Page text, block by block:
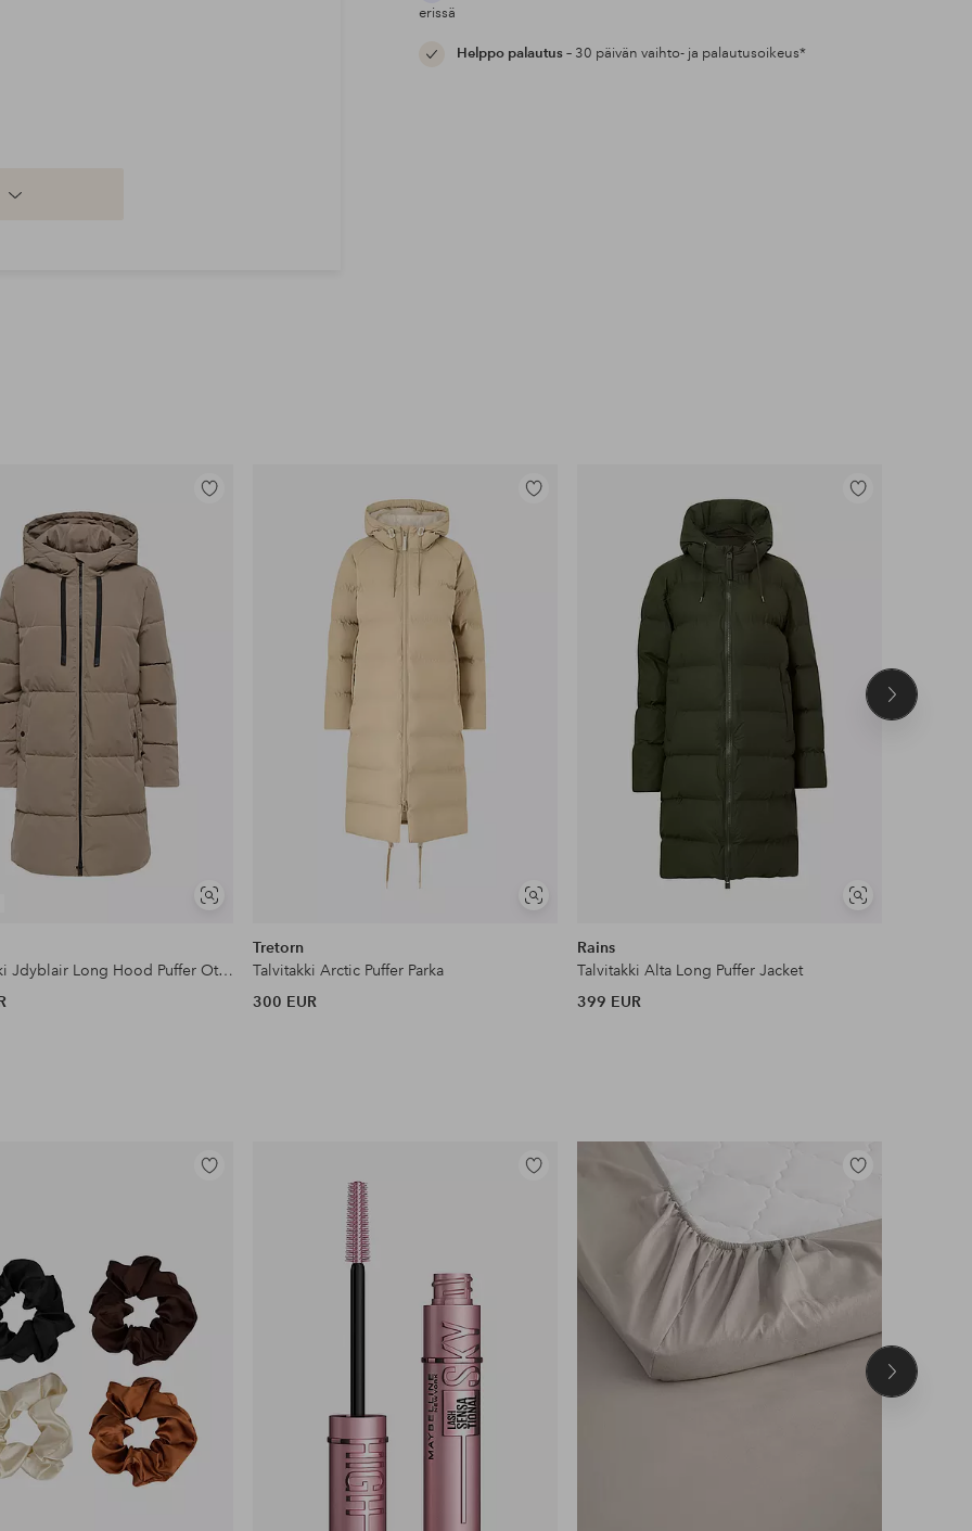
erissä
Helppo palautus– 30 päivän vaihto- ja palautusoikeus*
Näytä
Lisää
Untuvatakki Jdyblair Long Hood Puffer Otw Sij N
Näytä
Lisää
Tretorn
Talvitakki Arctic Puffer Parka
300 EUR
Näytä
Lisää
Rains
Talvitakki Alta Long Puffer Jacket
399 EUR
Seuraava
Lisää
Lisää
Lisää
Seuraava